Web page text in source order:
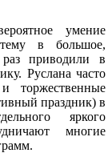
умение
в большое,
приводили в
Руслана часто
торжественные
праздник) в
яркого
многие